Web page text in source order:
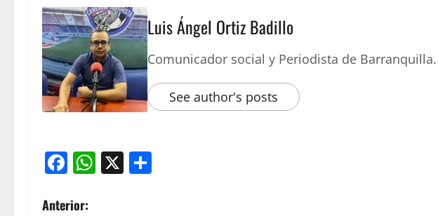
Luis Ángel Ortiz Badillo
Comunicador social y Periodista de Barranquilla.
See author's posts
Facebook
WhatsApp
X
Anterior: